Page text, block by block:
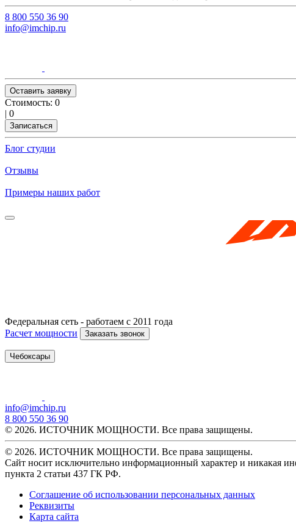
8 800 550 36 90
info@imchip.ru
Оставить заявку
Стоимость: 0
| 0
Записаться
Блог студии
Отзывы
Примеры наших работ
Федеральная сеть - работаем с 2011 года
Расчет мощности
Заказать звонок
Чебоксары
info@imchip.ru
8 800 550 36 90
© 2026. ИСТОЧНИК МОЩНОСТИ. Все права защищены.
© 2026. ИСТОЧНИК МОЩНОСТИ. Все права защищены.
Сайт носит исключительно информационный характер и никакая
пункта 2 статьи 437 ГК РФ.
Соглашение об использовании персональных данных
Реквизиты
Карта сайта